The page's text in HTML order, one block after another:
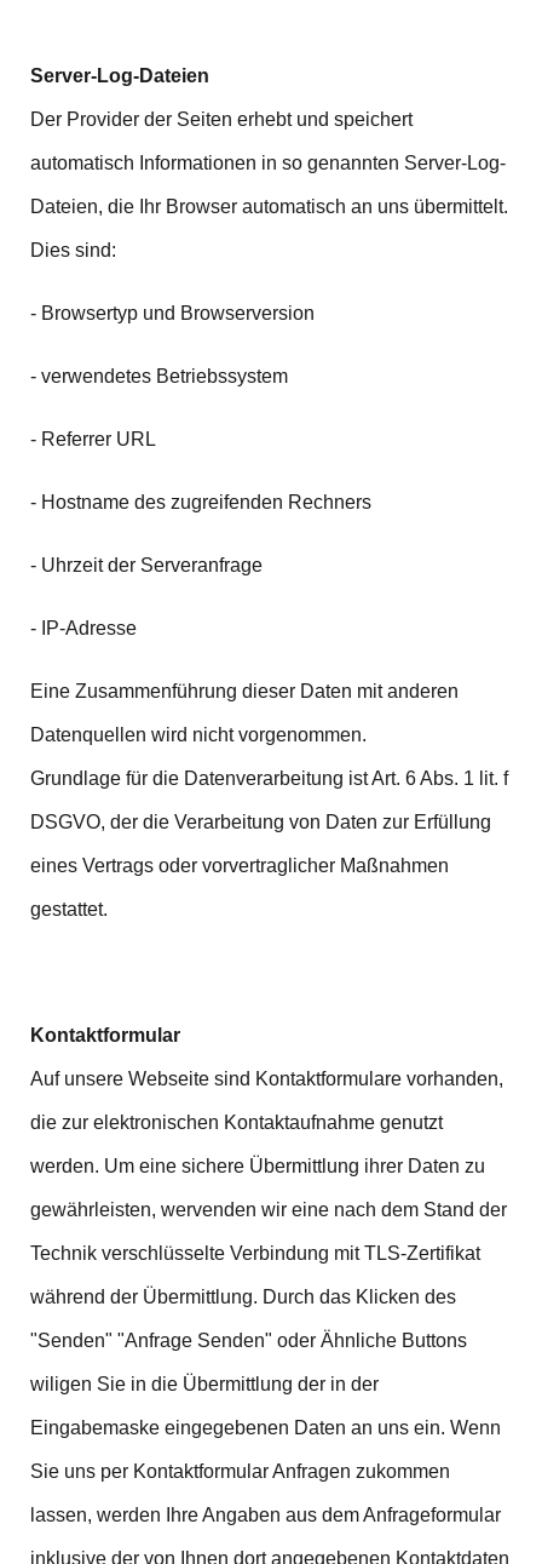
Server-Log-Dateien
Der Provider der Seiten erhebt und speichert
automatisch Informationen in so genannten Server-Log-
Dateien, die Ihr Browser automatisch an uns übermittelt.
Dies sind:
- Browsertyp und Browserversion
- verwendetes Betriebssystem
- Referrer URL
- Hostname des zugreifenden Rechners
- Uhrzeit der Serveranfrage
- IP-Adresse
Eine Zusammenführung dieser Daten mit anderen
Datenquellen wird nicht vorgenommen.
Grundlage für die Datenverarbeitung ist Art. 6 Abs. 1 lit. f
DSGVO, der die Verarbeitung von Daten zur Erfüllung
eines Vertrags oder vorvertraglicher Maßnahmen
gestattet.
Kontaktformular
Auf unsere Webseite sind Kontaktformulare vorhanden,
die zur elektronischen Kontaktaufnahme genutzt
werden. Um eine sichere Übermittlung ihrer Daten zu
gewährleisten, wervenden wir eine nach dem Stand der
Technik verschlüsselte Verbindung mit TLS-Zertifikat
während der Übermittlung. Durch das Klicken des
"Senden" "Anfrage Senden" oder Ähnliche Buttons
wiligen Sie in die Übermittlung der in der
Eingabemaske eingegebenen Daten an uns ein. Wenn
Sie uns per Kontaktformular Anfragen zukommen
lassen, werden Ihre Angaben aus dem Anfrageformular
inklusive der von Ihnen dort angegebenen Kontaktdaten